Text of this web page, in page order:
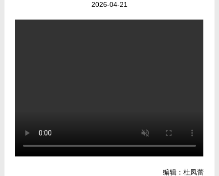
2026-04-21
编辑：杜凤蕾